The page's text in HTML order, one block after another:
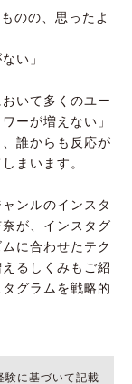
のの、思ったよ
い」
いて多くのユー
ーが増えない」
誰からも反応が
まいます。
ンルのインスタ
が、インスタグ
に合わせたテク
るしくみもご紹
グラムを戦略的
に基づいて記載